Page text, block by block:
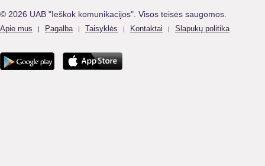
© 2026 UAB "Ieškok komunikacijos". Visos teisės saugomos.
Apie mus | Pagalba | Taisyklės | Kontaktai | Slapukų politika